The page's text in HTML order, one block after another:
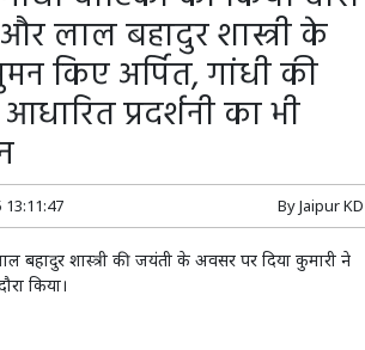
लाल बहादुर शास्त्री के
किए अर्पित, गांधी की
प्रदर्शनी का भी
13:11:47 ByJaipur KD
लाल बहादुर शास्त्री की जयंती के अवसर पर दिया कुमारी ने
किया।